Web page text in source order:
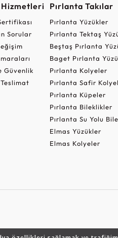
Sorular
Güvenlik
Pırlanta Takılar
Pırlanta Yüzükler
Pırlanta Tektaş
Beştaş Pırlanta
Baget Pırlanta
Pırlanta Kolyeler
Pırlanta Safir
Pırlanta Küpeler
Pırlanta Bileklikler
Pırlanta Su Yolu
Elmas Yüzükler
Elmas Kolyeler